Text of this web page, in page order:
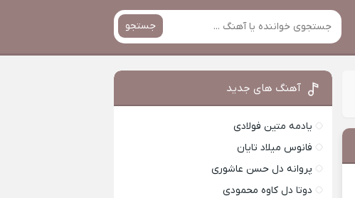
جستجو
آهنگ های جدید
یادمه متین فولادی
فانوس میلاد تایان
پروانه دل حسن عاشوری
دوتا دل کاوه محمودی